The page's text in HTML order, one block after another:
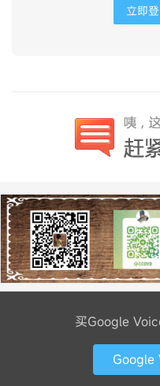
立即
买Google
Google